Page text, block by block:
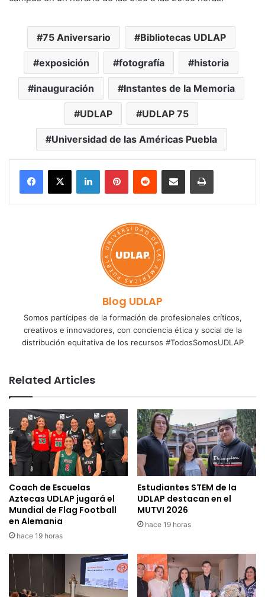
75 Aniversario Bibliotecas UDLAP
exposición fotografía historia
inauguración Instantes de la Memoria
UDLAP UDLAP 75
Universidad de las Américas Puebla
LinkedInPinterestReddit Share via Email Print
Blog UDLAP
Somos partícipes de la formación de profesionales críticos,
creativos e innovadores, con conciencia ética y social de la
distribución equitativa de los recursos #TodosSomosUDLAP
Related Articles
Coach de Escuelas
Aztecas UDLAP jugará el
Mundial de Flag Football
en Alemania
hace 19 horas
Estudiantes STEM de la
UDLAP destacan en el
MUTVI 2026
hace 19 horas